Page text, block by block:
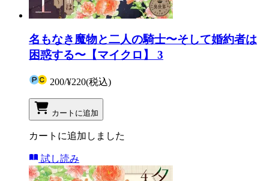
名もなき魔物と二人の騎士〜そして婚約者は
困惑する〜【マイクロ】 3
200/¥220(税込)
カートに追加
カートに追加しました
試し読み